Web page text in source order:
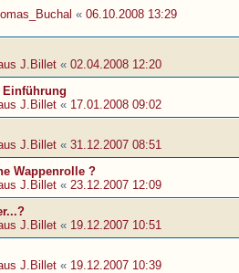
« 06.10.2008 13:29
J.Billet « 02.04.2008 12:20
Einführung
J.Billet « 17.01.2008 09:02
J.Billet « 31.12.2007 08:51
Wappenrolle ?
J.Billet « 23.12.2007 12:09
J.Billet « 19.12.2007 10:51
J.Billet « 19.12.2007 10:39